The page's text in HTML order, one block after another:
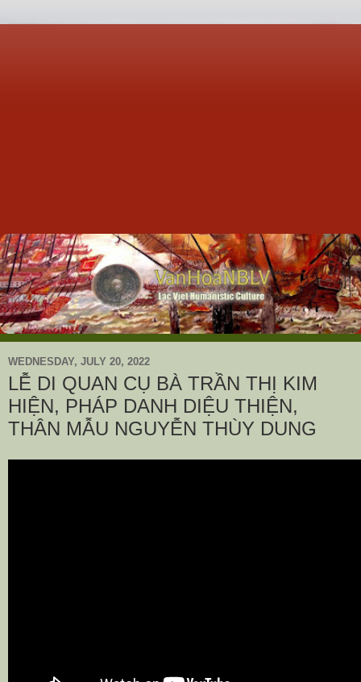
WEDNESDAY, JULY 20, 2022
LỄ DI QUAN CỤ BÀ TRẦN THỊ KIM
HIỆN, PHÁP DANH DIỆU THIỆN,
THÂN MẪU NGUYỄN THÙY DUNG